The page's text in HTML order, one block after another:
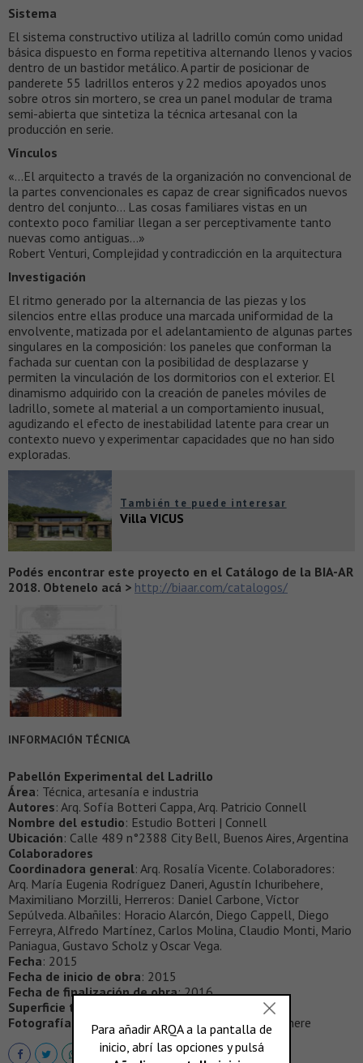
Sistema
El sistema constructivo utiliza al ladrillo común como unidad
básica dispuesto en forma repetitiva alternando llenos y vacios
dentro de un bastidor metálico. A partir de posicionar de
panderete 55 ladrillos enteros y 22 medios apoyados unos
sobre otros sin mortero, se crea un panel modular de trama
semi-abierta que sintetiza la técnica artesanal con la
producción en serie.
Vínculos
«…El arquitecto a través de la organización no convencional de
la partes convencionales es capaz de crear significados nuevos
dentro del conjunto… Las cosas familiares vistas en un
contexto poco familiar llegan a ser perceptivamente tanto
nuevas como antiguas…»
Robert Venturi, Complejidad y contradicción en la arquitectura
Investigación
El ritmo generado por la alternancia de las piezas y los
silencios entre ellas produce una marcada uniformidad de la
envolvente, matizada por el adelantamiento de algunas partes
singulares en la composición: los paneles que conforman la
fachada sur cuentan con la posibilidad de desplazarse y
permiten la vinculación de los dormitorios con el exterior. El
dinamismo adquirido con la creación de paneles móviles de
ladrillo, somete al material a un comportamiento inusual,
agudizando el efecto de inestabilidad latente para crear un
contexto nuevo y experimentar capacidades que no han sido
exploradas.
También te puede interesar
Villa VICUS
Podés encontrar este proyecto en el Catálogo de la BIA-AR
2018. Obtenelo acá > http://biaar.com/catalogos/
INFORMACIÓN TÉCNICA
Pabellón Experimental del Ladrillo
Área: Técnica, artesanía e industria
Autores: Arq. Sofía Botteri Cappa, Arq. Patricio Connell
Nombre del estudio: Estudio Botteri | Connell
Ubicación: Calle 489 n°2388 City Bell, Buenos Aires, Argentina
Colaboradores
Coordinadora general: Arq. Rosalía Vicente. Colaboradores:
Arq. María Eugenia Rodríguez Daneri, Agustín Ichuribehere,
Maximiliano Morzilli, Herreros: Daniel Carbone, Víctor
Sepúlveda. Albañiles: Horacio Alarcón, Diego Cappell, Diego
Ferreyra, Alfredo Martínez, Carlos Molina, Claudio Monti, Mario
Paniagua, Gustavo Scholz y Oscar Vega.
Fecha: 2015
Fecha de inicio de obra: 2015
Fecha de finalización de obra: 2016
Superficie total
Fotografías
: Gustavo Sosa Pinilla, Agustin Ichuribehere